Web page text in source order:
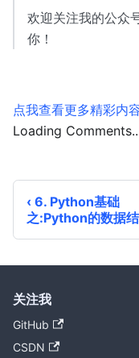
欢迎关注我的公众
你！
点我查看更多精彩内
Loading
6. Python基础
之:Python的数据
关注我
GitHub
CSDN